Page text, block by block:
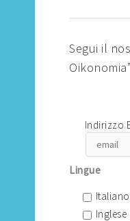
Segui il
Oikonomia”
Indirizzo
Lingue
Italiano
Inglese